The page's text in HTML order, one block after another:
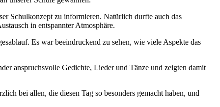
Schulkonzept zu informieren. Natürlich durfte auch das
in entspannter Atmosphäre.
Es war beeindruckend zu sehen, wie viele Aspekte das
anspruchsvolle Gedichte, Lieder und Tänze und zeigten damit
bei allen, die diesen Tag so besonders gemacht haben, und